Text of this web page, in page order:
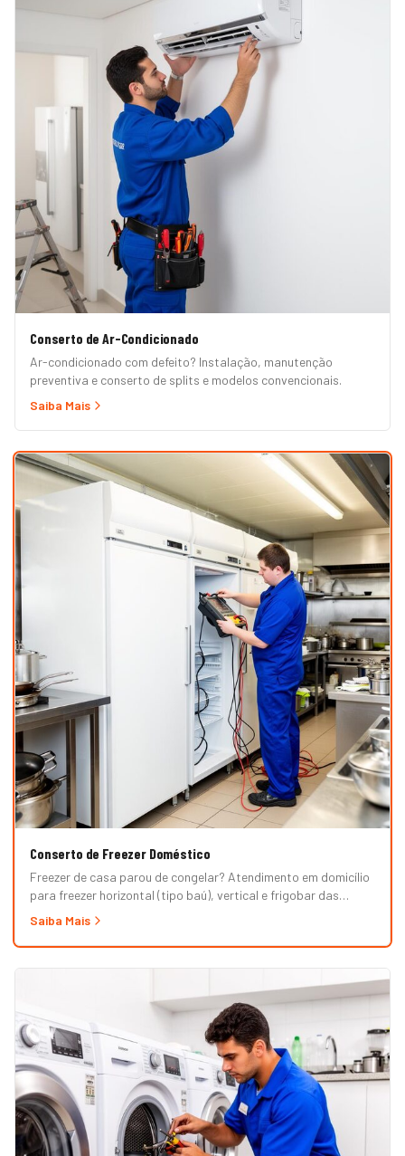
Conserto de Ar-Condicionado
Ar-condicionado com defeito? Instalação, manutenção
preventiva e conserto de splits e modelos convencionais.
Saiba Mais
Conserto de Freezer Doméstico
Freezer de casa parou de congelar? Atendimento em domicílio
para freezer horizontal (tipo baú), vertical e frigobar das
marcas Brastemp, Consul, Electrolux, Esmaltec, Philco e
de restaurante, padaria ou mercado, veja nossa página de
Freezer Comercial.)
Saiba Mais